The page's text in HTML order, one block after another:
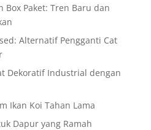
Box Paket: Tren Baru dan
Alternatif Pengganti Cat
Dekoratif Industrial dengan
Ikan Koi Tahan Lama
Dapur yang Ramah